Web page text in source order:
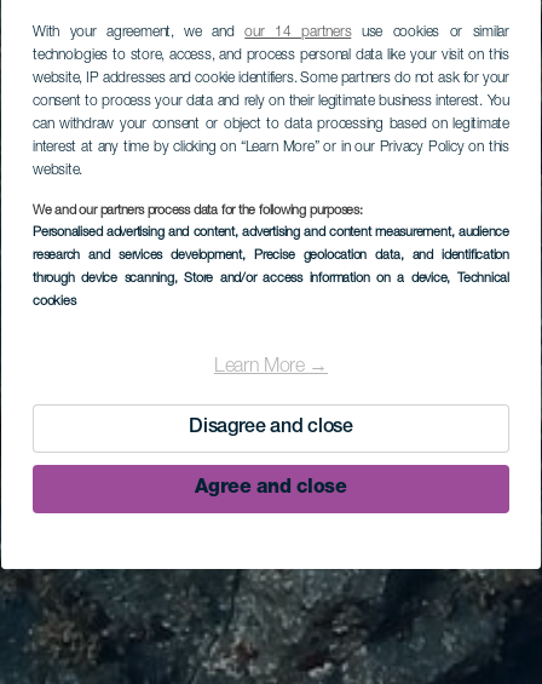
With your agreement, we andour 14 partnersuse cookies or similar
technologies to store, access, and process personal data like your visit on this
website, IP addresses and cookie identifiers. Some partners do not ask for your
consent to process your data and rely on their legitimate business interest. You
can withdraw your consent or object to data processing based on legitimate
interest at any time by clicking on “Learn More” or in our Privacy Policy on this
website.
We and our partners process data for the following purposes:
Personalised advertising and content, advertising and content measurement, audience
research and services development, Precise geolocation data, and identification
through device scanning, Store and/or access information on a device, Technical
cookies
Learn More →
Disagree and close
Agree and close